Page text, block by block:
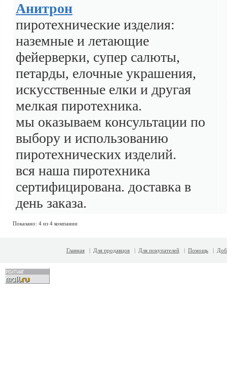
Анитрон
пиротехнические изделия:
наземные и летающие
фейерверки, супер салюты,
петарды, елочные украшения,
искусственные елки и другая
мелкая пиротехника.
мы оказываем консультации по
выбору и использованию
пиротехнических изделий.
вся наша пиротехника
сертифицирована. доставка в
день заказа.
Показано: 4 из 4 компании
Главная | Для продавцов | Для покупателей | Помощь |